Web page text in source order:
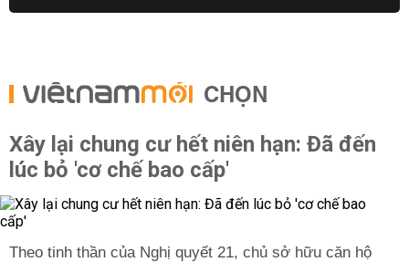
CHỌN
Xây lại chung cư hết niên hạn: Đã đến
lúc bỏ 'cơ chế bao cấp'
Theo tinh thần của Nghị quyết 21, chủ sở hữu căn hộ